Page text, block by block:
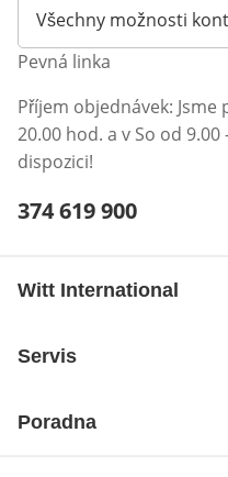
Všechny možnosti
Pevná linka
Příjem objednávek: Jsme
20.00 hod. a v So od
dispozici!
Telefonní číslo:
374 619 900
Witt International
Servis
Poradna